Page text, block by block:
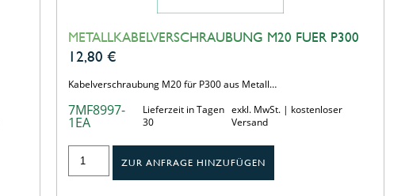
METALLKABELVERSCHRAUBUNG M20 FUER P300
12,80 €
Kabelverschraubung M20 für P300 aus Metall…
7MF8997-
1EA
Lieferzeit in Tagen
30
exkl. MwSt. | kostenloser
Versand
ZUR ANFRAGE HINZUFÜGEN